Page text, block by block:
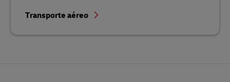
Transporte aéreo